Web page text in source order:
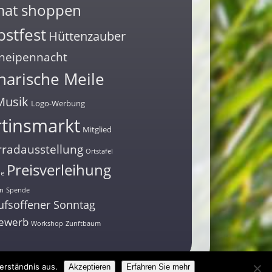
shoppen
Hüttenzauber
Meile
Logo-Werbung
Mitglied
Ortstafel
Preisverleihung
Spende
Sonntag
Workshop Zunftbaum
aus. Akzeptieren Erfahren Sie mehr